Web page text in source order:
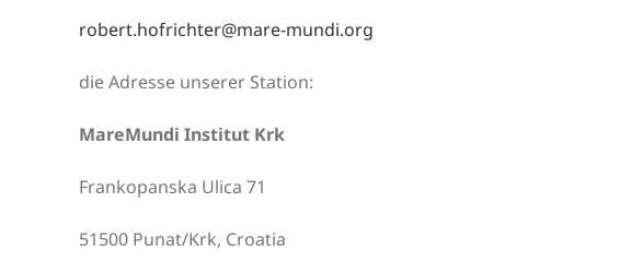
robert.hofrichter@mare-mundi.org
die Adresse unserer Station:
MareMundi Institut Krk
Frankopanska Ulica 71
51500 Punat/Krk, Croatia